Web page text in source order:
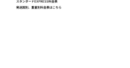
スタンダードEXPRESS料金表
発送国別、重量別料金表はこちら